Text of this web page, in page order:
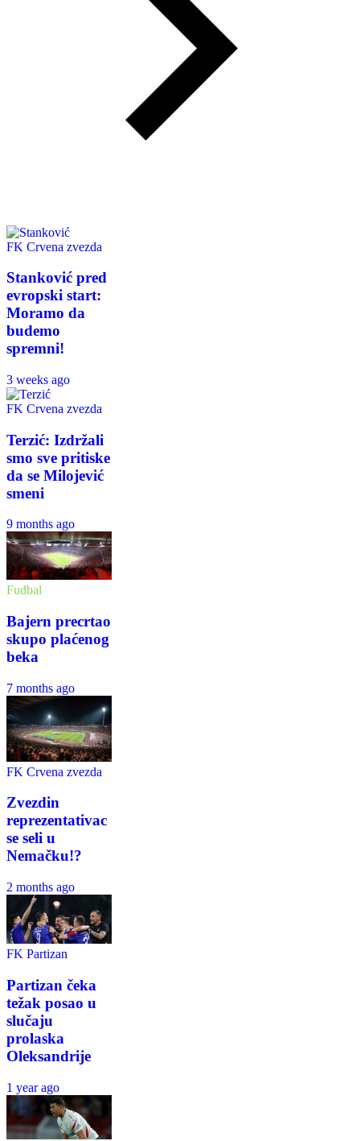
FK Crvena zvezda
Stanković pred
evropski start:
Moramo da
budemo
spremni!
3 weeks ago
FK Crvena zvezda
Terzić: Izdržali
smo sve pritiske
da se Milojević
smeni
9 months ago
Fudbal
Bajern precrtao
skupo plaćenog
beka
7 months ago
FK Crvena zvezda
Zvezdin
reprezentativac
se seli u
Nemačku!?
2 months ago
FK Partizan
Partizan čeka
težak posao u
slučaju
prolaska
Oleksandrije
1 year ago